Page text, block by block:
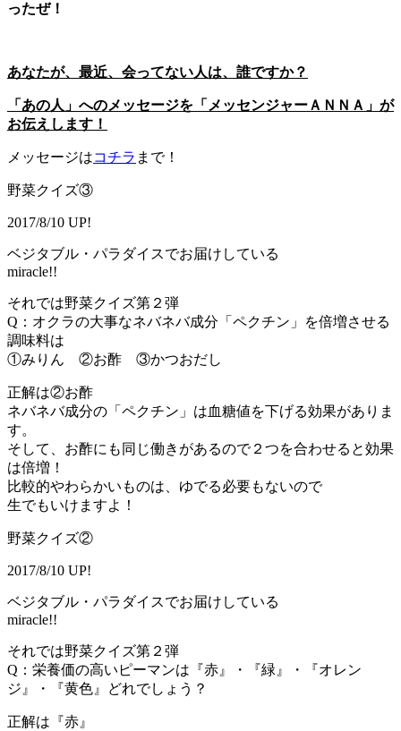
ったぜ！
あなたが、最近、会ってない人は、誰ですか？
「あの人」へのメッセージを「メッセンジャーＡＮＮＡ」が
お伝えします！
メッセージはコチラ まで！
野菜クイズ③
2017/8/10 UP!
ベジタブル・パラダイスでお届けしている
miracle!!
それでは野菜クイズ第２弾
Q：オクラの大事なネバネバ成分「ペクチン」を倍増させる
調味料は
①みりん ②お酢 ③かつおだし
正解は②お酢
ネバネバ成分の「ペクチン」は血糖値を下げる効果がありま
す。
そして、お酢にも同じ働きがあるので２つを合わせると効果
は倍増！
比較的やわらかいものは、ゆでる必要もないので
生でもいけますよ！
野菜クイズ②
2017/8/10 UP!
ベジタブル・パラダイスでお届けしている
miracle!!
それでは野菜クイズ第２弾
Q：栄養価の高いピーマンは『赤』・『緑』・『オレン
ジ』・『黄色』どれでしょう？
正解は『赤』